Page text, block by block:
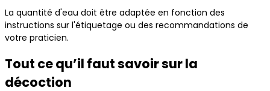
La quantité d'eau doit être adaptée en fonction des
instructions sur l'étiquetage ou des recommandations de
votre praticien.
Tout ce qu’il faut savoir sur la
décoction